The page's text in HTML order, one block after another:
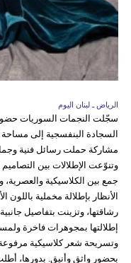
الرياض ـ لبنان اليوم
السجادة البنفسجية إلى مساحة
مشاركة حملت رسائل فنية
وتنوّعت الإطلالات بين التصاميم
جمع بين الكلاسيكية
الأنظار بإطلالة مخملية
رشاقتها، وتزينت بتفاصيل
إطلالتها بمجوهرات فاخرة
وتسريحة شعر كلاسيكية
بحضور واثق وأنيق. بدورها،